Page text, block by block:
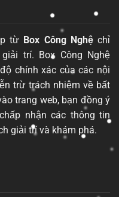
từ Box Công Nghệchỉ
trí. Box Công Nghệ
chính xác của các nội
trừ trách nhiệm về bất
trang web, bạn đồng ý
nhận các thông tin
giải trí và khám phá.